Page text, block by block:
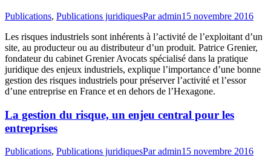
Publications, Publications juridiquesParadmin15 novembre 2016
Les risques industriels sont inhérents à l’activité de l’exploitant d’un
site, au producteur ou au distributeur d’un produit. Patrice Grenier,
fondateur du cabinet Grenier Avocats spécialisé dans la pratique
juridique des enjeux industriels, explique l’importance d’une bonne
gestion des risques industriels pour préserver l’activité et l’essor
d’une entreprise en France et en dehors de l’Hexagone.
La gestion du risque, un enjeu central pour les
entreprises
Publications, Publications juridiquesParadmin15 novembre 2016